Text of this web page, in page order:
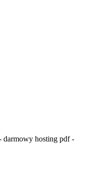
darmowy hosting pdf -